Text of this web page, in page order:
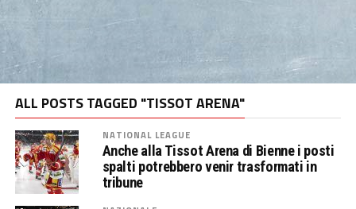
ALL POSTS TAGGED "TISSOT ARENA"
NATIONAL LEAGUE
Anche alla Tissot Arena di Bienne i posti
spalti potrebbero venir trasformati in
tribune